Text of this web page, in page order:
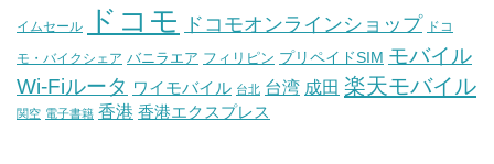
イムセール ドコモ ドコモオンラインショップ ドコ
モ・バイクシェア バニラエア フィリピン プリペイドSIM モバイル
Wi-Fiルータ ワイモバイル 台北 台湾 成田 楽天モバイル
関空 電子書籍 香港 香港エクスプレス